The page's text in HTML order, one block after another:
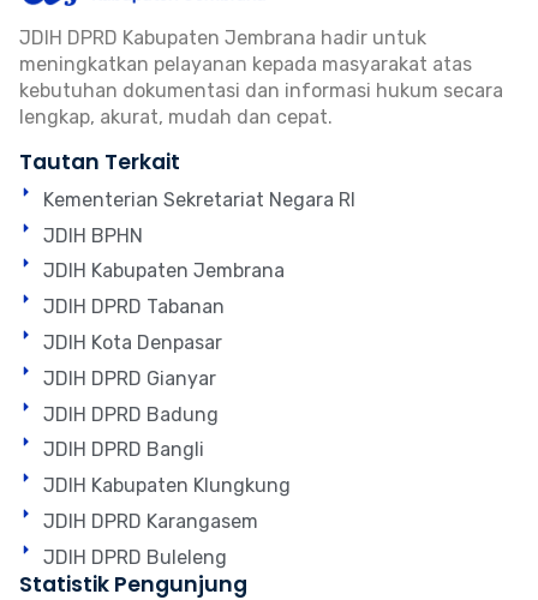
JDIH DPRD Kabupaten Jembrana hadir untuk
meningkatkan pelayanan kepada masyarakat atas
kebutuhan dokumentasi dan informasi hukum secara
lengkap, akurat, mudah dan cepat.
Tautan Terkait
Kementerian Sekretariat Negara RI
JDIH BPHN
JDIH Kabupaten Jembrana
JDIH DPRD Tabanan
JDIH Kota Denpasar
JDIH DPRD Gianyar
JDIH DPRD Badung
JDIH DPRD Bangli
JDIH Kabupaten Klungkung
JDIH DPRD Karangasem
JDIH DPRD Buleleng
Statistik Pengunjung